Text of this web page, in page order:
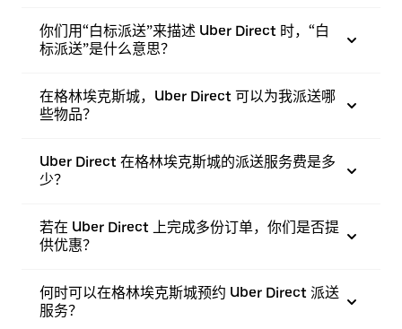
你们用“白标派送”来描述 Uber Direct 时，“白
标派送”是什么意思？
在格林埃克斯城，Uber Direct 可以为我派送哪
些物品？
Uber Direct 在格林埃克斯城的派送服务费是多
少？
若在 Uber Direct 上完成多份订单，你们是否提
供优惠？
何时可以在格林埃克斯城预约 Uber Direct 派送
服务？